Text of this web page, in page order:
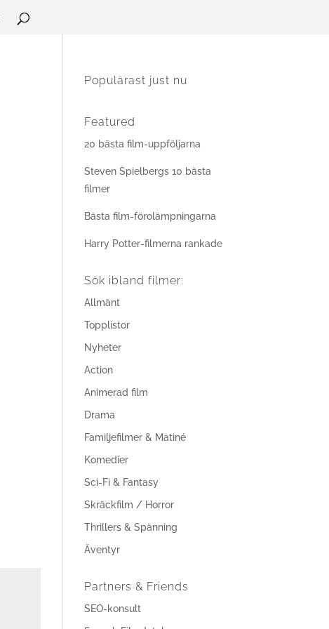
Populärast just nu
Featured
20 bästa film-uppföljarna
Steven Spielbergs 10 bästa
filmer
Bästa film-förolämpningarna
Harry Potter-filmerna rankade
Sök ibland filmer:
Allmänt
Topplistor
Nyheter
Action
Animerad film
Drama
Familjefilmer & Matiné
Komedier
Sci-Fi & Fantasy
Skräckfilm / Horror
Thrillers & Spänning
Äventyr
Partners & Friends
SEO-konsult